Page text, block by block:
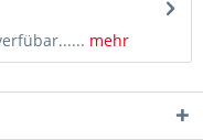
mehr